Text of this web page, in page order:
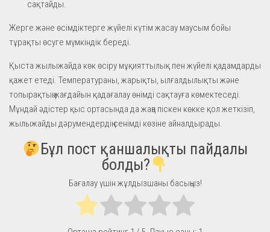
сақтайды.
Жерге және өсімдіктерге жүйелі күтім жасау маусым бойы
тұрақты өсуге мүмкіндік береді.
Қыста жылыжайда көк өсіру мұқияттылық пен жүйелі қадамдарды
қажет етеді. Температураны, жарықты, ылғалдылықты және
топырақтың жағдайын қадағалау өнімді сақтауға көмектеседі.
Мұндай әдістер қыс ортасында да жаңа піскен көкке қол жеткізіп,
жылыжайды дәрумендердің сенімді көзіне айналдырады.
Бұл пост қаншалықты пайдалы
болды?
Бағалау үшін жұлдызшаны басыңыз!